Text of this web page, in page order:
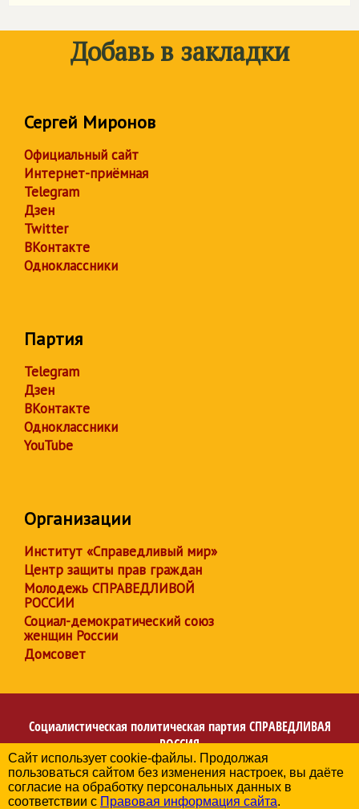
Добавь в закладки
Сергей Миронов
Официальный сайт
Интернет-приёмная
Telegram
Дзен
Twitter
ВКонтакте
Одноклассники
Партия
Telegram
Дзен
ВКонтакте
Одноклассники
YouTube
Организации
Институт «Справедливый мир»
Центр защиты прав граждан
Молодежь СПРАВЕДЛИВОЙ
РОССИИ
Социал-демократический союз
женщин России
Домсовет
Социалистическая политическая партия СПРАВЕДЛИВАЯ
РОССИЯ
Региональное отделение партии в Калининградской
области
© 2006-2026
Сайт использует cookie-файлы. Продолжая
пользоваться сайтом без изменения настроек, вы даёте
согласие на обработку персональных данных в
соответствии с Правовая информация сайта.